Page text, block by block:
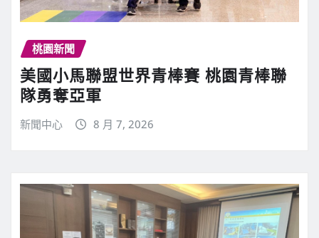
桃園新聞
美國小馬聯盟世界青棒賽 桃園青棒聯
隊勇奪亞軍
新聞中心 8 月 7, 2026